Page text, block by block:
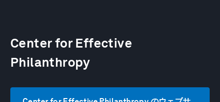
Center for Effective
Philanthropy